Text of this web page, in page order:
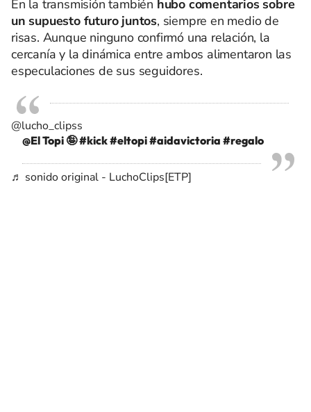
En la transmisión también hubo comentarios sobre
un supuesto futuro juntos, siempre en medio de
risas. Aunque ninguno confirmó una relación, la
cercanía y la dinámica entre ambos alimentaron las
especulaciones de sus seguidores.
@lucho_clipss
@El Topi 🤪#kick#eltopi#aidavictoria #regalo
♬ sonido original - LuchoClips[ETP]